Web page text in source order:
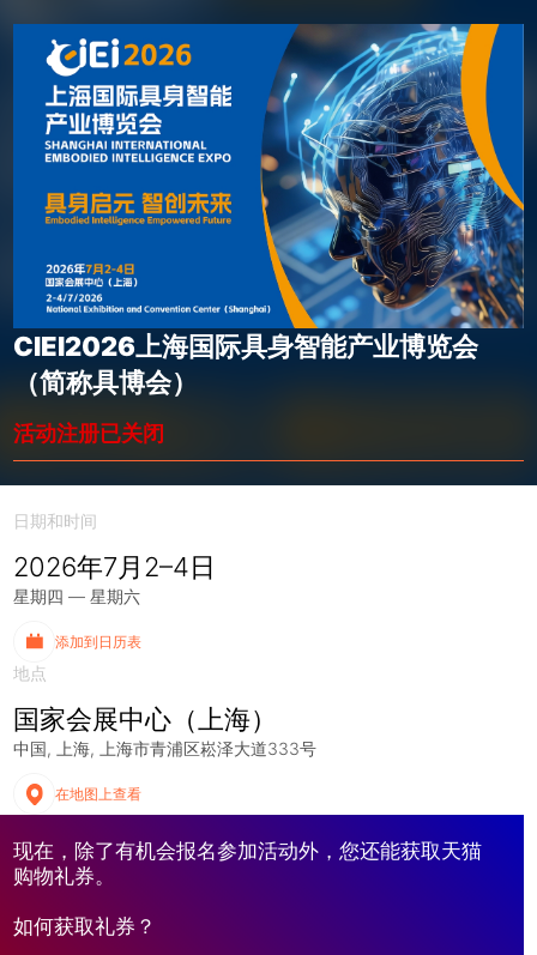
CIEI2026上海国际具身智能产业博览会
（简称具博会）
活动注册已关闭
日期和时间
2026年7月2–4日
星期四 — 星期六
添加到日历表
地点
国家会展中心（上海）
中国 上海 上海市青浦区崧泽大道333号
在地图上查看
现在，除了有机会报名参加活动外，您还能获取天猫
购物礼券。
如何获取礼券？